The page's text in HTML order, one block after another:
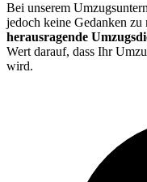
Bei unserem
jedoch keine Gedanken
herausragende
Wert darauf, dass Ihr
wird.